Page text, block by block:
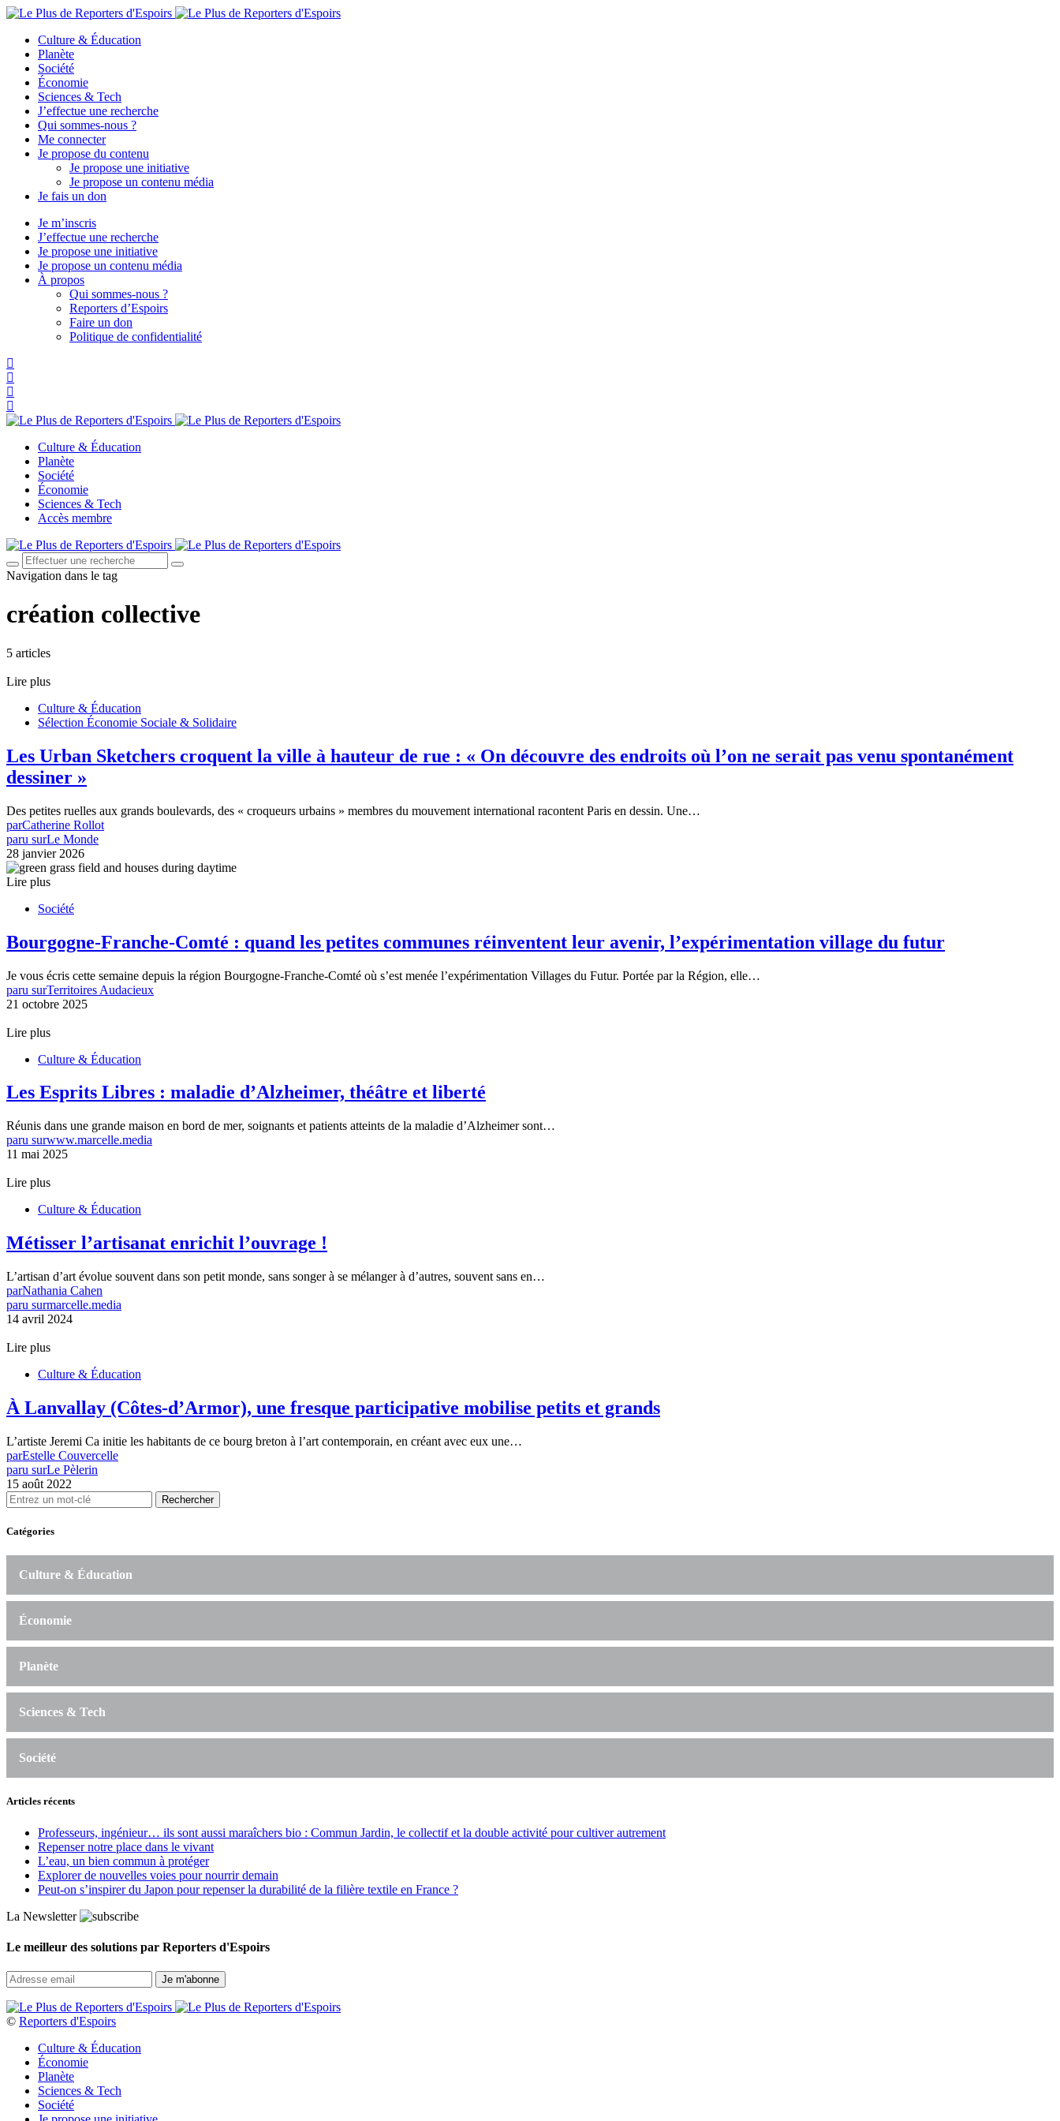
Culture & Éducation
Planète
Société
Économie
Sciences & Tech
J’effectue une recherche
Qui sommes-nous ?
Me connecter
Je propose du contenu
Je propose une initiative
Je propose un contenu média
Je fais un don
Je m’inscris
J’effectue une recherche
Je propose une initiative
Je propose un contenu média
À propos
Qui sommes-nous ?
Reporters d’Espoirs
Faire un don
Politique de confidentialité
Culture & Éducation
Planète
Société
Économie
Sciences & Tech
Accès membre
Navigation dans le tag
création collective
5 articles
Lire plus
Culture & Éducation
Sélection Économie Sociale & Solidaire
Les Urban Sketchers croquent la ville à hauteur de rue : « On découvre des endroits où l’on ne serait pas venu spontanément
dessiner »
Des petites ruelles aux grands boulevards, des « croqueurs urbains » membres du mouvement international racontent Paris en dessin. Une…
parCatherine Rollot
paru surLe Monde
28 janvier 2026
Lire plus
Société
Bourgogne-Franche-Comté : quand les petites communes réinventent leur avenir, l’expérimentation village du futur
Je vous écris cette semaine depuis la région Bourgogne-Franche-Comté où s’est menée l’expérimentation Villages du Futur. Portée par la Région, elle…
paru surTerritoires Audacieux
21 octobre 2025
Lire plus
Culture & Éducation
Les Esprits Libres : maladie d’Alzheimer, théâtre et liberté
Réunis dans une grande maison en bord de mer, soignants et patients atteints de la maladie d’Alzheimer sont…
paru surwww.marcelle.media
11 mai 2025
Lire plus
Culture & Éducation
Métisser l’artisanat enrichit l’ouvrage !
L’artisan d’art évolue souvent dans son petit monde, sans songer à se mélanger à d’autres, souvent sans en…
parNathania Cahen
paru surmarcelle.media
14 avril 2024
Lire plus
Culture & Éducation
À Lanvallay (Côtes-d’Armor), une fresque participative mobilise petits et grands
L’artiste Jeremi Ca initie les habitants de ce bourg breton à l’art contemporain, en créant avec eux une…
parEstelle Couvercelle
paru surLe Pèlerin
15 août 2022
Rechercher
Catégories
Culture & Éducation
Économie
Planète
Sciences & Tech
Société
Articles récents
Professeurs, ingénieur… ils sont aussi maraîchers bio : Commun Jardin, le collectif et la double activité pour cultiver autrement
Repenser notre place dans le vivant
L’eau, un bien commun à protéger
Explorer de nouvelles voies pour nourrir demain
Peut‑on s’inspirer du Japon pour repenser la durabilité de la filière textile en France ?
La Newsletter
Le meilleur des solutions par Reporters d'Espoirs
© Reporters d'Espoirs
Culture & Éducation
Économie
Planète
Sciences & Tech
Société